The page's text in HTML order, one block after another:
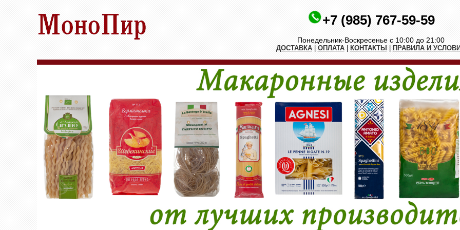
+7 (985) 767-59-59
Понедельник-Воскресенье с 10:00 до 21:00
ДОСТАВКА| ОПЛАТА| КОНТАКТЫ ПРАВИЛА И